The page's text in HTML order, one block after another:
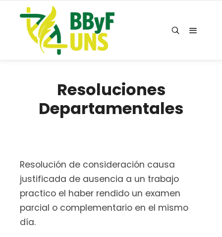
Resoluciones
Departamentales
Resolución de consideración causa
justificada de ausencia a un trabajo
practico el haber rendido un examen
parcial o complementario en el mismo
día.